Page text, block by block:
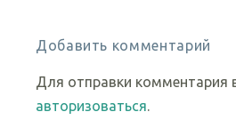
Добавить комментарий
Для отправки комментария